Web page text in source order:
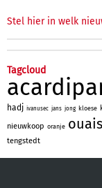
Stel hier in welk
Tagcloud
hadj ivanusec jans jong kloese
nieuwkoop oranje
tengstedt